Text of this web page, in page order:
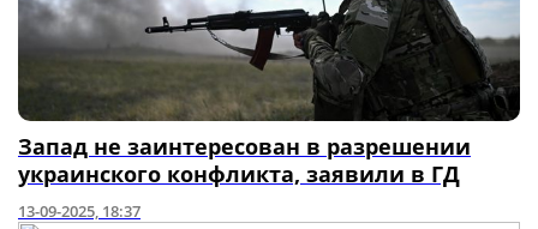
Запад не заинтересован в разрешении
украинского конфликта, заявили в ГД
13-09-2025, 18:37